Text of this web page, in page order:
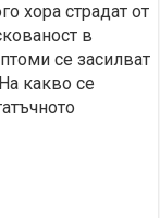
хора страдат от
в
се засилват
какво се